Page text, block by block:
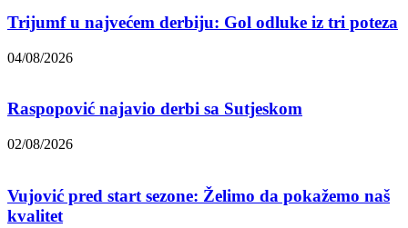
Trijumf u najvećem derbiju: Gol odluke iz tri poteza
04/08/2026
Raspopović najavio derbi sa Sutjeskom
02/08/2026
Vujović pred start sezone: Želimo da pokažemo naš
kvalitet